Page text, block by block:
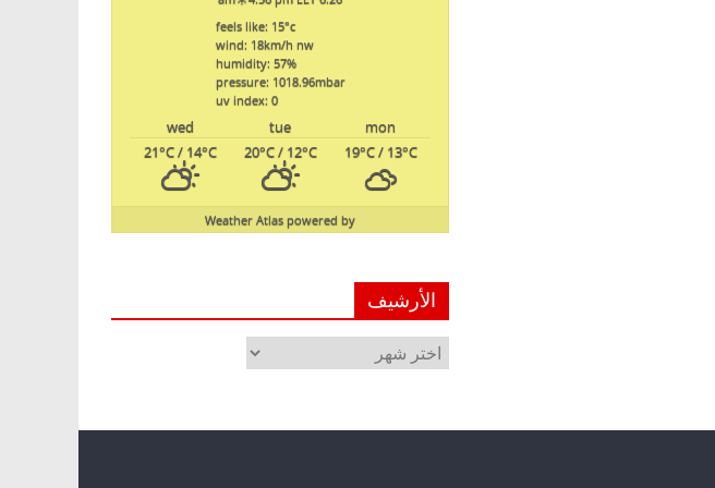
feels like: 15°c
wind: 18km/h nw
humidity: 57%
pressure: 1018.96mbar
uv index: 0
mon
tue
wed
19°C/ 13°C
20°C/ 12°C
21°C/ 14°C
powered by
Weather Atlas
الأرشيف
الأرشيف